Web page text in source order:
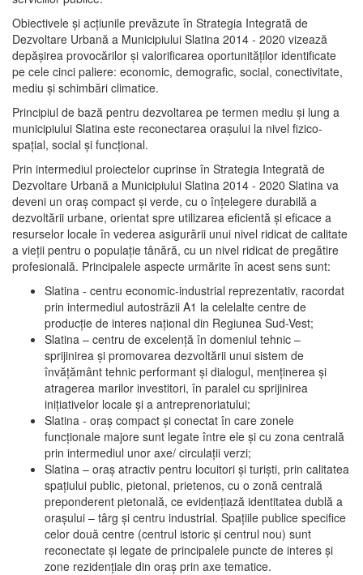
Obiectivele şi acţiunile prevăzute în Strategia Integrată de
Dezvoltare Urbană a Municipiului Slatina 2014 - 2020 vizează
depășirea provocărilor şi valorificarea oportunităţilor identificate
pe cele cinci paliere: economic, demografic, social, conectivitate,
mediu şi schimbări climatice.
Principiul de bază pentru dezvoltarea pe termen mediu şi lung a
municipiului Slatina este reconectarea oraşului la nivel fizico-
spaţial, social şi funcţional.
Prin intermediul proiectelor cuprinse în Strategia Integrată de
Dezvoltare Urbană a Municipiului Slatina 2014 - 2020 Slatina va
deveni un oraş compact şi verde, cu o înţelegere durabilă a
dezvoltării urbane, orientat spre utilizarea eficientă şi eficace a
resurselor locale în vederea asigurării unui nivel ridicat de calitate
a vieţii pentru o populaţie tânără, cu un nivel ridicat de pregătire
profesională. Principalele aspecte urmărite în acest sens sunt:
Slatina - centru economic-industrial reprezentativ, racordat
prin intermediul autostrăzii A1 la celelalte centre de
producţie de interes naţional din Regiunea Sud-Vest;
Slatina – centru de excelenţă în domeniul tehnic –
sprijinirea şi promovarea dezvoltării unui sistem de
învăţământ tehnic performant şi dialogul, menţinerea şi
atragerea marilor investitori, în paralel cu sprijinirea
iniţiativelor locale şi a antreprenoriatului;
Slatina - oraş compact şi conectat în care zonele
funcţionale majore sunt legate între ele şi cu zona centrală
prin intermediul unor axe/ circulații verzi;
Slatina – oraş atractiv pentru locuitori şi turişti, prin calitatea
spaţiului public, pietonal, prietenos, cu o zonă centrală
preponderent pietonală, ce evidenţiază identitatea dublă a
oraşului – târg şi centru industrial. Spaţiile publice specifice
celor două centre (centrul istoric şi centrul nou) sunt
reconectate şi legate de principalele puncte de interes şi
zone rezidenţiale din oraş prin axe tematice.